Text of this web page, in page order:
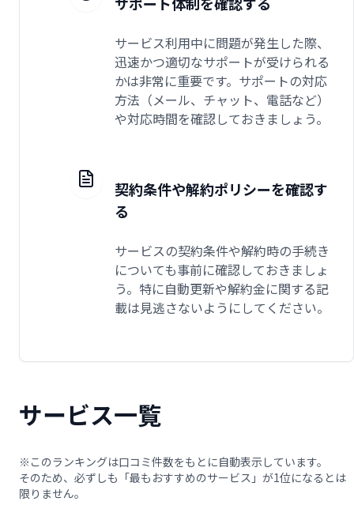
サービス利用中に問題が発生した際、
迅速かつ適切なサポートが受けられる
かは非常に重要です。サポートの対応
方法（メール、チャット、電話など）
や対応時間を確認しておきましょう。
契約条件や解約ポリシーを確認す
る
サービスの契約条件や解約時の手続き
についても事前に確認しておきましょ
う。特に自動更新や解約金に関する記
載は見逃さないようにしてください。
サービス一覧
※このランキングは口コミ件数をもとに自動表示しています。
そのため、必ずしも「最もおすすめのサービス」が1位になるとは
限りません。